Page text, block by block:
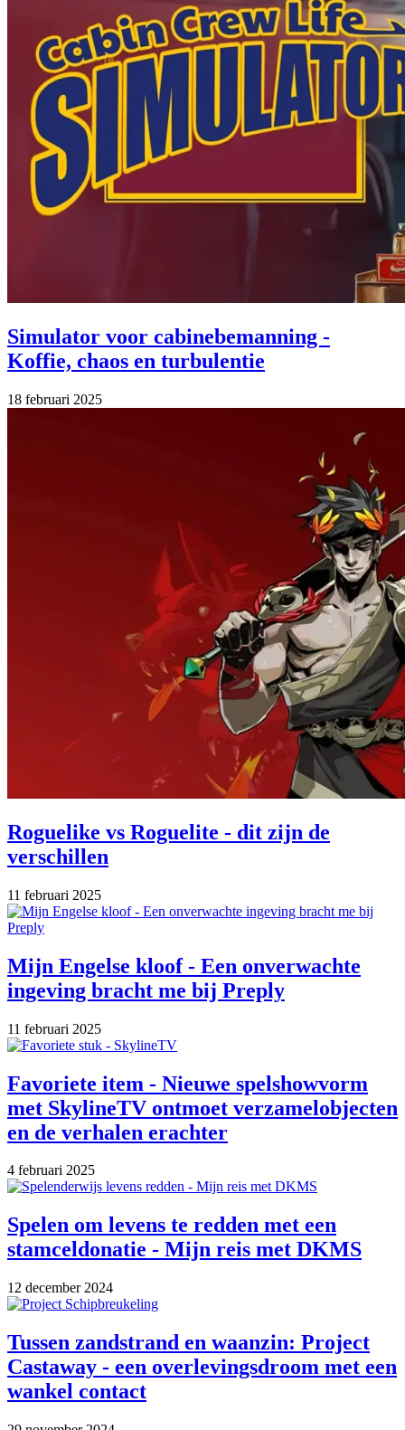
Simulator voor cabinebemanning -
Koffie, chaos en turbulentie
18 februari 2025
Roguelike vs Roguelite - dit zijn de
verschillen
11 februari 2025
Mijn Engelse kloof - Een onverwachte
ingeving bracht me bij Preply
11 februari 2025
Favoriete item - Nieuwe spelshowvorm
met SkylineTV ontmoet verzamelobjecten
en de verhalen erachter
4 februari 2025
Spelen om levens te redden met een
stamceldonatie - Mijn reis met DKMS
12 december 2024
Tussen zandstrand en waanzin: Project
Castaway - een overlevingsdroom met een
wankel contact